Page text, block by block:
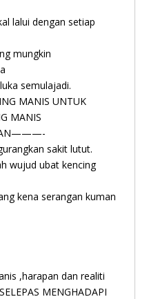
lalui dengan setiap
mungkin
semulajadi.
MANIS UNTUK
MANIS
sakit lutut.
wujud ubat kencing
kena serangan kuman
,harapan dan realiti
MENGHADAPI